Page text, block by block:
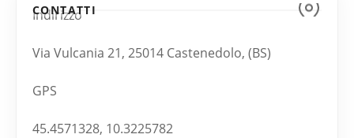
CONTATTI
Indirizzo
Via Vulcania 21, 25014 Castenedolo, (BS)
GPS
45.4571328, 10.3225782